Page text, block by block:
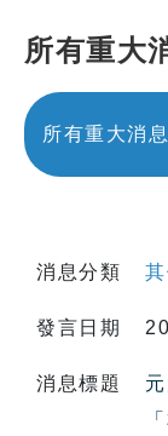
所有重大
所有重大消息
消息分類
發言日期
消息標題